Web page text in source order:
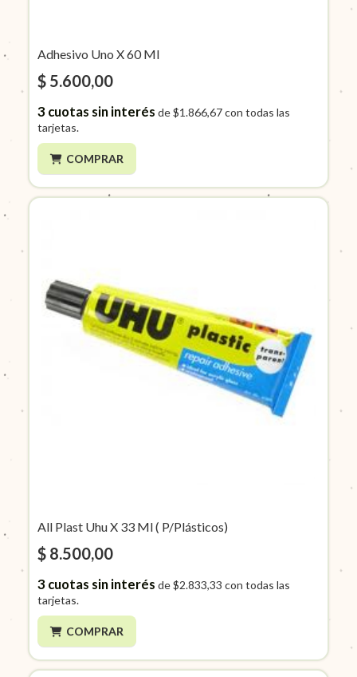
Adhesivo Uno X 60 Ml
$ 5.600,00
3cuotas sin interés de$1.866,67con todas las
tarjetas.
COMPRAR
All Plast Uhu X 33 Ml ( P/Plásticos)
$ 8.500,00
3cuotas sin interés de$2.833,33 con todas las
tarjetas.
COMPRAR